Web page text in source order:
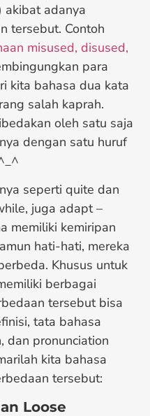
akibat adanya
tersebut. Contoh
misused, disused,
para
kita bahasa dua kata
salah kaprah.
oleh satu saja
dengan satu huruf
seperti quite dan
juga adapt –
memiliki kemiripan
hati-hati, mereka
Khusus untuk
berbagai
tersebut bisa
tata bahasa
dan pronunciation
kita bahasa
tersebut:
Loose